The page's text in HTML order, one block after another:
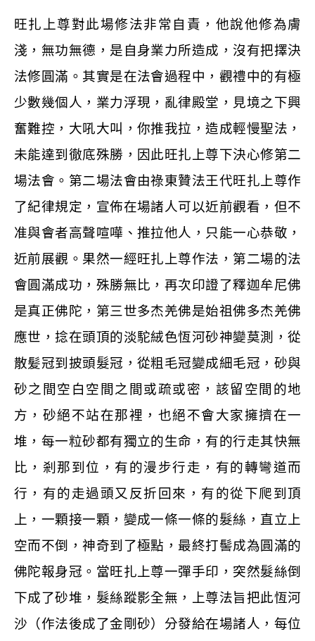
旺扎上尊對此場修法非常自責，他說他修為膚
淺，無功無德，是自身業力所造成，沒有把擇決
法修圓滿。其實是在法會過程中，觀禮中的有極
少數幾個人，業力浮現，亂律殿堂，見境之下興
奮難控，大吼大叫，你推我拉，造成輕慢聖法，
未能達到徹底殊勝，因此旺扎上尊下決心修第二
場法會。第二場法會由祿東贊法王代旺扎上尊作
了紀律規定，宣佈在場諸人可以近前觀看，但不
准與會者高聲喧嘩、推拉他人，只能一心恭敬，
近前展觀。果然一經旺扎上尊作法，第二場的法
會圓滿成功，殊勝無比，再次印證了釋迦牟尼佛
是真正佛陀，第三世多杰羌佛是始祖佛多杰羌佛
應世，捻在頭頂的淡駝絨色恆河砂神變莫測，從
散髪冠到披頭髮冠，從粗毛冠變成細毛冠，砂與
砂之間空白空間之間或疏或密，該留空間的地
方，砂絕不站在那裡，也絕不會大家擁擠在一
堆，每一粒砂都有獨立的生命，有的行走其快無
比，剎那到位，有的漫步行走，有的轉彎道而
行，有的走過頭又反折回來，有的從下爬到頂
上，一顆接一顆，變成一條一條的髮絲，直立上
空而不倒，神奇到了極點，最終打髻成為圓滿的
佛陀報身冠。當旺扎上尊一彈手印，突然髮絲倒
下成了砂堆，髮絲蹤影全無，上尊法旨把此恆河
沙（作法後成了金剛砂）分發給在場諸人，每位